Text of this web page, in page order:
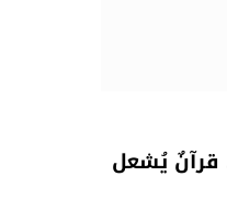
قرآنٌ يُشعل